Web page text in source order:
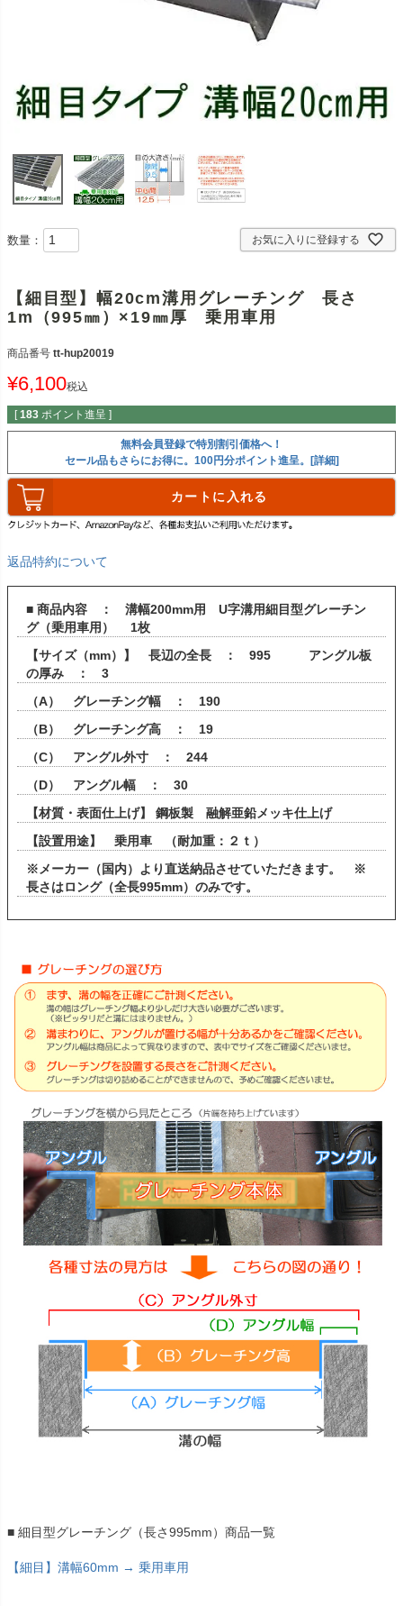
お気に入りに登録する
数量：
【細目型】幅20cm溝用グレーチング 長さ
1m（995㎜）×19㎜厚 乗用車用
商品番号 tt-hup20019
¥6,100税込
[ 183 ポイント進呈 ]
無料会員登録で特別割引価格へ！
セール品もさらにお得に。100円分ポイント進呈。[詳細]
カートに入れる
返品特約について
■ 商品内容 ： 溝幅200mm用 U字溝用細目型グレーチン
グ（乗用車用） 1枚
【サイズ（mm）】 長辺の全長 ： 995 アングル板
の厚み ： 3
（A） グレーチング幅 ： 190
（B） グレーチング高 ： 19
（C） アングル外寸 ： 244
（D） アングル幅 ： 30
【材質・表面仕上げ】 鋼板製 融解亜鉛メッキ仕上げ
【設置用途】 乗用車 （耐加重：２ｔ）
※メーカー（国内）より直送納品させていただきます。 ※
長さはロング（全長995mm）のみです。
■ 細目型グレーチング（長さ995mm）商品一覧
【細目】溝幅60mm → 乗用車用